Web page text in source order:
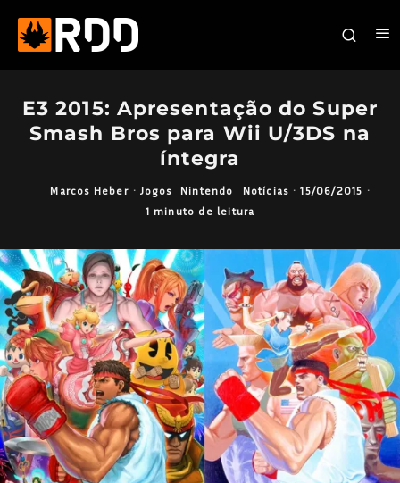
E3 2015: Apresentação do Super
Smash Bros para Wii U/3DS na
íntegra
Marcos Heber · Jogos Nintendo Notícias · 15/06/2015 ·
1 minuto de leitura